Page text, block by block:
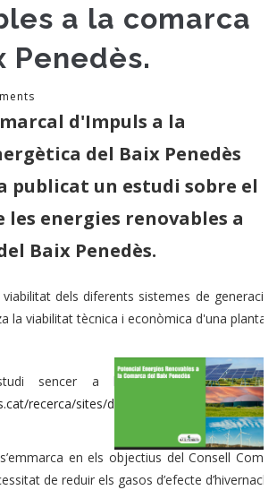
a la comarca
Penedès.
d'Impuls a la
del Baix Penedès
publicat un estudi sobre el
les energies renovables a
Baix Penedès.
dels diferents sistemes de
la viabilitat tècnica i econòmica d'una planta
sencer a la web del consell
recerca/sites/default/files/serveis/
en els objectius del Consell
de reduir els gasos d’efecte